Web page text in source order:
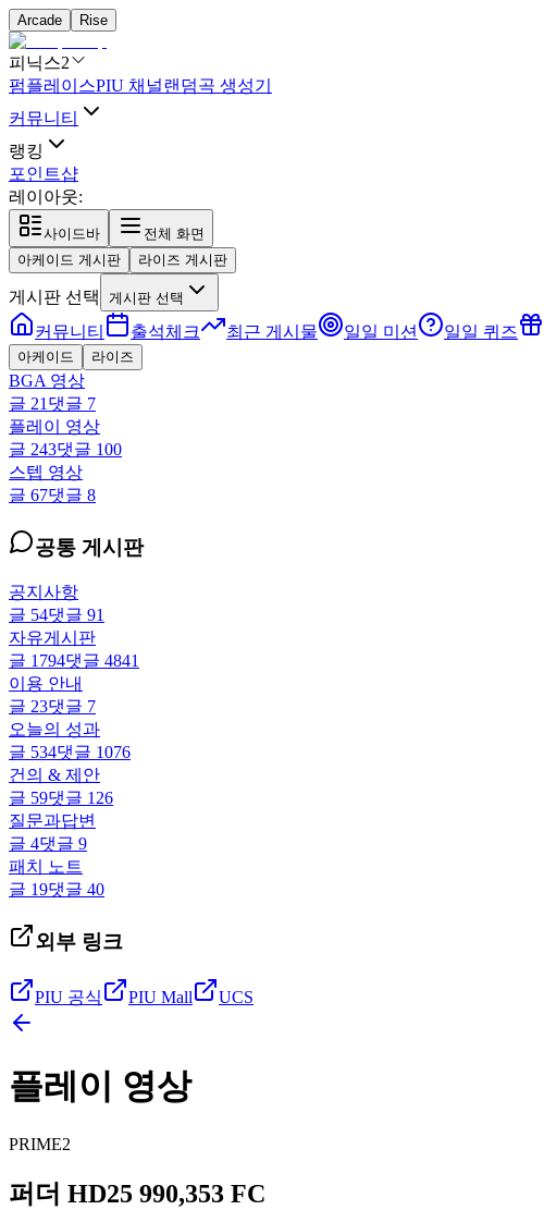
Arcade Rise
피닉스2
펌플레이스PIU 채널랜덤곡 생성기
커뮤니티
랭킹
포인트샵
레이아웃:
사이드바
전체 화면
아케이드 게시판
라이즈 게시판
게시판 선택 게시판 선택
커뮤니티 출석체크 최근 게시물 일일 미션 일일 퀴즈
아케이드 라이즈
BGA 영상
글 21 댓글 7
플레이 영상
글 243댓글 100
스텝 영상
글 67댓글 8
공통 게시판
공지사항
글 54댓글 91
자유게시판
글 1794댓글 4841
이용 안내
글 23댓글 7
오늘의 성과
글 534댓글 1076
건의 & 제안
글 59댓글 126
질문과답변
글 4댓글 9
패치 노트
글 19댓글 40
외부 링크
PIU 공식 PIU Mall UCS
플레이 영상
PRIME2
퍼더 HD25 990,353 FC